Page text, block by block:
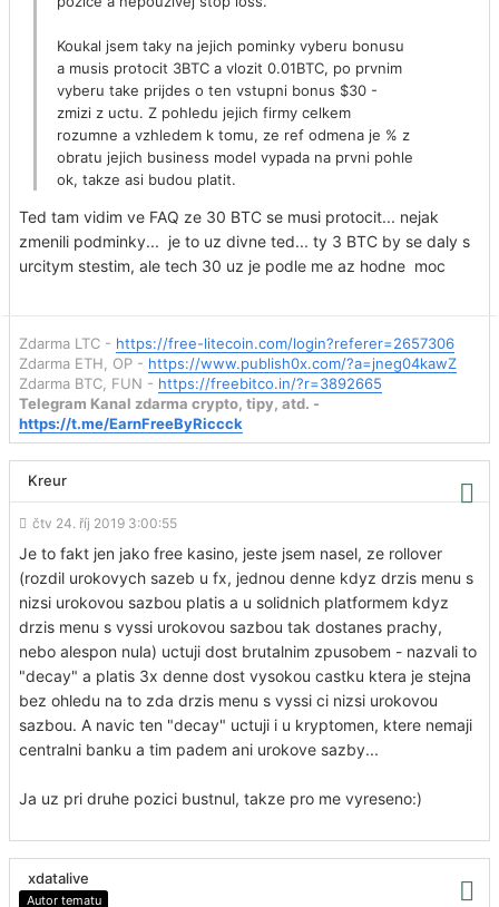
Koukal jsem taky na jejich pominky vyberu bonusu
a musis protocit 3BTC a vlozit 0.01BTC, po prvnim
vyberu take prijdes o ten vstupni bonus $30 -
zmizi z uctu. Z pohledu jejich firmy celkem
rozumne a vzhledem k tomu, ze ref odmena je % z
obratu jejich business model vypada na prvni pohle
ok, takze asi budou platit.
Ted tam vidim ve FAQ ze 30 BTC se musi protocit... nejak
zmenili podminky... je to uz divne ted... ty 3 BTC by se daly s
urcitym stestim, ale tech 30 uz je podle me az hodne moc
Zdarma LTC - https://free-litecoin.com/login?referer=2657306
Zdarma ETH, OP - https://www.publish0x.com/?a=jneg04kawZ
Zdarma BTC, FUN - https://freebitco.in/?r=3892665
Telegram Kanal zdarma crypto, tipy, atd. -
https://t.me/EarnFreeByRiccck
Kreur
čtv 24. říj 2019 3:00:55
Je to fakt jen jako free kasino, jeste jsem nasel, ze rollover
(rozdil urokovych sazeb u fx, jednou denne kdyz drzis menu s
nizsi urokovou sazbou platis a u solidnich platformem kdyz
drzis menu s vyssi urokovou sazbou tak dostanes prachy,
nebo alespon nula) uctuji dost brutalnim zpusobem - nazvali to
"decay" a platis 3x denne dost vysokou castku ktera je stejna
bez ohledu na to zda drzis menu s vyssi ci nizsi urokovou
sazbou. A navic ten "decay" uctuji i u kryptomen, ktere nemaji
centralni banku a tim padem ani urokove sazby...
Ja uz pri druhe pozici bustnul, takze pro me vyreseno:)
xdatalive
Autor tematu